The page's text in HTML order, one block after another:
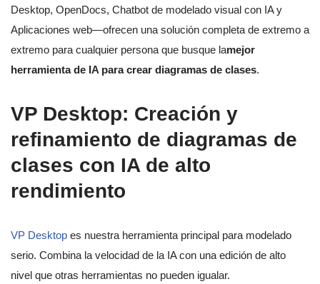
Desktop, OpenDocs, Chatbot de modelado visual con IA y
Aplicaciones web—ofrecen una solución completa de extremo a
extremo para cualquier persona que busque lamejor
herramienta de IA para crear diagramas de clases.
VP Desktop: Creación y
refinamiento de diagramas de
clases con IA de alto
rendimiento
VP Desktop es nuestra herramienta principal para modelado
serio. Combina la velocidad de la IA con una edición de alto
nivel que otras herramientas no pueden igualar.